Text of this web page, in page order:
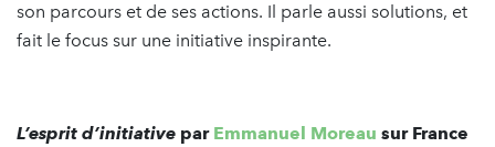
son parcours et de ses actions. Il parle aussi solutions, et
fait le focus sur une initiative inspirante.
L’esprit d’initiative par Emmanuel Moreau sur France